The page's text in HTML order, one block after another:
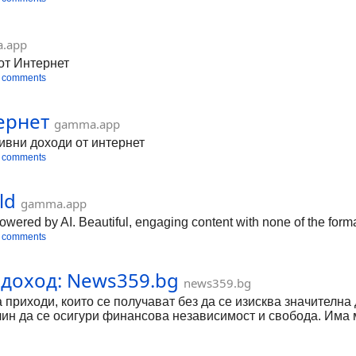
Интернет
comments
gamma.app
доходи от интернет
comments
gamma.app
by AI. Beautiful, engaging content with none of the
comments
News359.bg news359.bg
които се получават без да се изисква
да се осигури финансова независимост и свобода.